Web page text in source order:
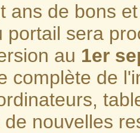
ans de bons
portail sera
au 1er
complète de
nouvelles